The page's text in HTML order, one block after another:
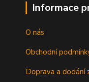
Informace
O nás
Obchodní
Doprava a dodání